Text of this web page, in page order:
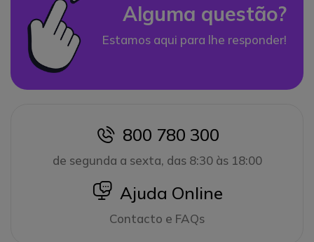
Alguma questão?
Estamos aqui para lhe responder!
icon
800 780 300
de segunda a sexta, das 8:30 às 18:00
icon
Ajuda Online
Contacto e FAQs